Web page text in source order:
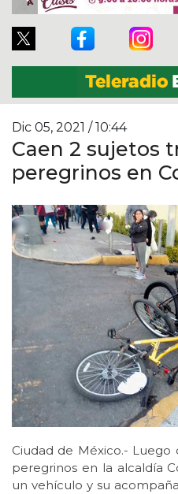
Dic 05, 2021 / 10:44
Caen 2 sujetos
peregrinos en
Ciudad de México.-
peregrinos en la alcaldía
un vehículo y su